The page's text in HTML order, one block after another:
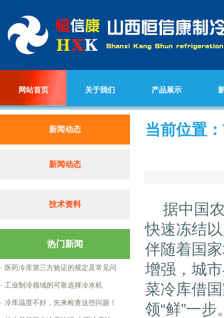
网站首页 关于我们 产品展示
新闻动态
新闻动态
技术资料
热门新闻
· 医药冷库第三方验证的规定及常见问
· 工业制冷领域的可靠选择冷水机
· 冷库温度不好，先来检查这些问题！
当前位置
据中国农
快速冻结
伴随着国
增强，城
菜冷库借
领“鲜”一步